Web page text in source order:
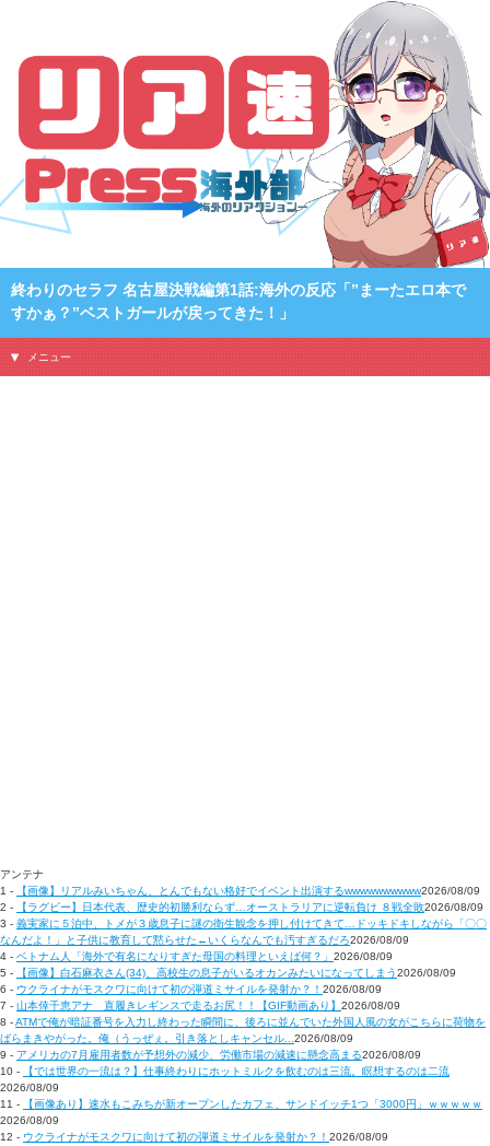
終わりのセラフ 名古屋決戦編第1話:海外の反応「”まーたエロ本で
すかぁ？”ベストガールが戻ってきた！」
メニュー
アンテナ
1 -
【画像】リアルみいちゃん、とんでもない格好でイベント出演するwwwwwwwwww2026/08/09
2 -
【ラグビー】日本代表、歴史的初勝利ならず…オーストラリアに逆転負け ８戦全敗2026/08/09
3 - 義実家に５泊中、トメが３歳息子に謎の衛生観念を押し付けてきて…ドッキドキしながら「〇〇
なんだよ！」と子供に教育して黙らせた←いくらなんでも汚すぎるだろ2026/08/09
4 - ベトナム人「海外で有名になりすぎた母国の料理といえば何？」 2026/08/09
5 -
【画像】白石麻衣さん(34)、高校生の息子がいるオカンみたいになってしまう2026/08/09
6 - ウクライナがモスクワに向けて初の弾道ミサイルを発射か？！ 2026/08/09
7 - 山本倖千恵アナ 直履きレギンスで走るお尻！！【GIF動画あり】 2026/08/09
8 -ATMで俺が暗証番号を入力し終わった瞬間に、後ろに並んでいた外国人風の女がこちらに荷物を
ばらまきやがった。俺（うっぜぇ。引き落としキャンセル...2026/08/09
9 - アメリカの7月雇用者数が予想外の減少、労働市場の減速に懸念高まる2026/08/09
10 -
【では世界の一流は？】仕事終わりにホットミルクを飲むのは三流。瞑想するのは二流
2026/08/09
11 -
【画像あり】速水もこみちが新オープンしたカフェ、サンドイッチ1つ「3000円」ｗｗｗｗｗ
2026/08/09
12 - ウクライナがモスクワに向けて初の弾道ミサイルを発射か？！ 2026/08/09